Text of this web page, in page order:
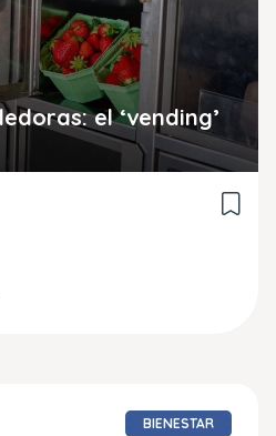
el ‘vending’
BIENESTAR